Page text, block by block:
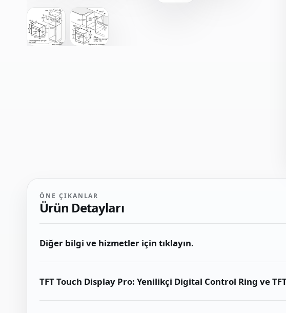
ÖNE ÇIKANLAR
Ürün Detayları
Diğer bilgi ve hizmetler için tıklayın.
TFT Touch Display Pro: Yenilikçi Digital Control Ring ve